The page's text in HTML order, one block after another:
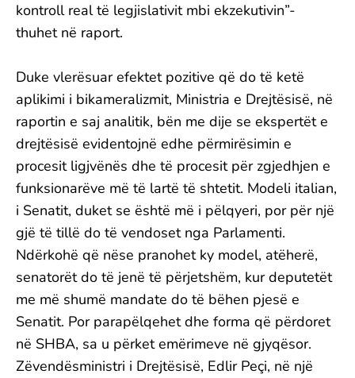
kontroll real të legjislativit mbi ekzekutivin”-
thuhet në raport.
Duke vlerësuar efektet pozitive që do të ketë
aplikimi i bikameralizmit, Ministria e Drejtësisë, në
raportin e saj analitik, bën me dije se ekspertët e
drejtësisë evidentojnë edhe përmirësimin e
procesit ligjvënës dhe të procesit për zgjedhjen e
funksionarëve më të lartë të shtetit. Modeli italian,
i Senatit, duket se është më i pëlqyeri, por për një
gjë të tillë do të vendoset nga Parlamenti.
Ndërkohë që nëse pranohet ky model, atëherë,
senatorët do të jenë të përjetshëm, kur deputetët
me më shumë mandate do të bëhen pjesë e
Senatit. Por parapëlqehet dhe forma që përdoret
në SHBA, sa u përket emërimeve në gjyqësor.
Zëvendësministri i Drejtësisë, Edlir Peçi, në një